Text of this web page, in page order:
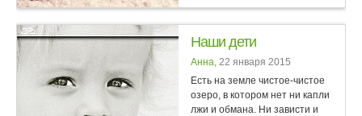
что у него на душе. На спинке.
Наши дети
Анна, 22 января 2015
Есть на земле чистое-чистое
озеро, в котором нет ни капли
лжи и обмана. Ни зависти и